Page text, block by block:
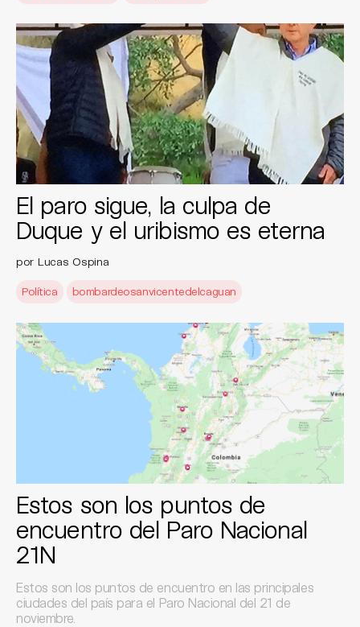
El paro sigue, la culpa de
Duque y el uribismo es eterna
por Lucas Ospina
Política bombardeosanvicentedelcaguan
Estos son los puntos de
encuentro del Paro Nacional
21N
Estos son los puntos de encuentro en las principales
ciudades del país para el Paro Nacional del 21 de
noviembre.